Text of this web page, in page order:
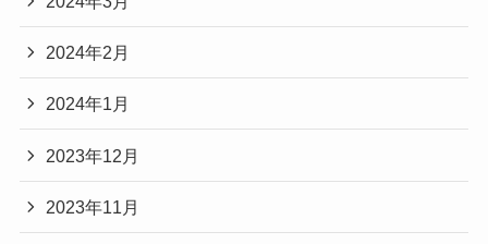
2024年2月
2024年1月
2023年12月
2023年11月